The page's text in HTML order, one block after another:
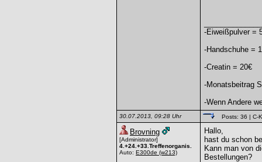
-Eiweißpulver =
-Handschuhe =
-Creatin = 20€
-Monatsbeitrag
-Wenn Andere
30.07.2013, 09:28 Uhr Posts: 36 | C-
Brovning
[Administrator]
4.+24.+33.Treffenorganis.
Auto: E300de (w213)
Hallo,
hast du schon
Kann man von
Bestellungen?